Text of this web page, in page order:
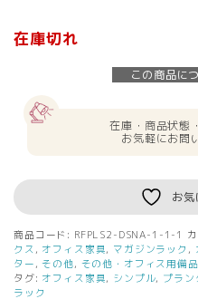
在庫切れ
この商品に
在庫・商品状態
お気軽にお問
お
商品コード: RFPLS2-DSNA-1-1-1
クス , オフィス家具, マガジンラック ,
ター ,その他, その他・オフィス用備品
タグ: オフィス家具, シンプル, プラン
ラック